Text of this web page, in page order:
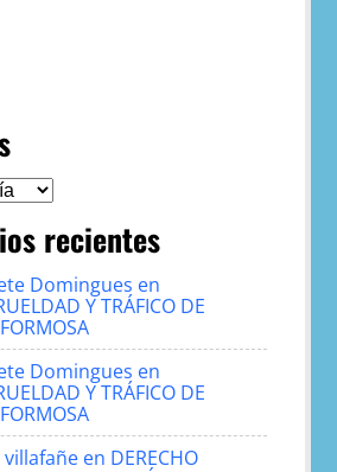
recientes
Domingues en
Y TRÁFICO DE
Domingues en
Y TRÁFICO DE
en DERECHO